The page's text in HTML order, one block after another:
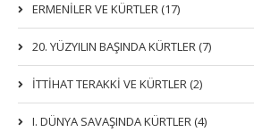
ERMENİLER VE KÜRTLER (17)
20. YÜZYILIN BAŞINDA KÜRTLER (7)
İTTIHAT TERAKKI VE KÜRTLER (2)
I. DÜNYA SAVAŞINDA KÜRTLER (4)